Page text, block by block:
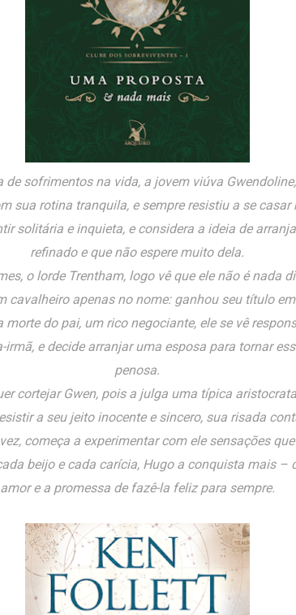
de sofrimentos na vida, a jovem viúva
sua rotina tranquila, e sempre resistiu a se casar
solitária e inquieta, e considera a ideia de
refinado e que não espere muito dela.
o lorde Trentham, logo vê que ele não é nada
cavalheiro apenas no nome: ganhou seu título
morte do pai, um rico negociante, ele se vê
irmã, e decide arranjar uma esposa para tornar
penosa.
cortejar Gwen, pois a julga uma típica
a seu jeito inocente e sincero, sua risada
começa a experimentar com ele sensações
beijo e cada carícia, Hugo a conquista mais –
amor e a promessa de fazê-la feliz para sempre.